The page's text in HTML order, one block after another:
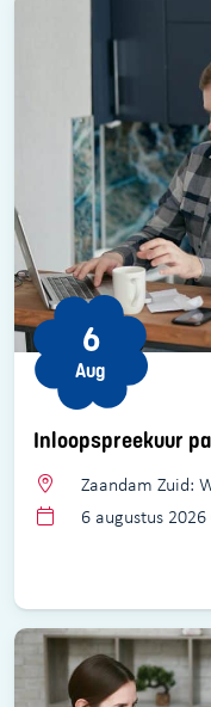
Inloopspreekuur
6
Aug
Zaandam Zuid:
6 augustus